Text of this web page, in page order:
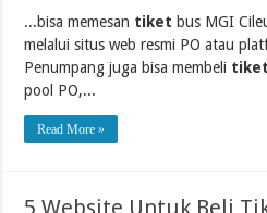
...bisa memesan tiket bus MGI
melalui situs web resmi PO atau
Penumpang juga bisa membeli tiket
pool PO,...
Read More »
5 Website Untuk Beli